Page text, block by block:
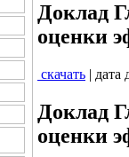
Доклад
оценки
скачать | дата
Доклад
оценки